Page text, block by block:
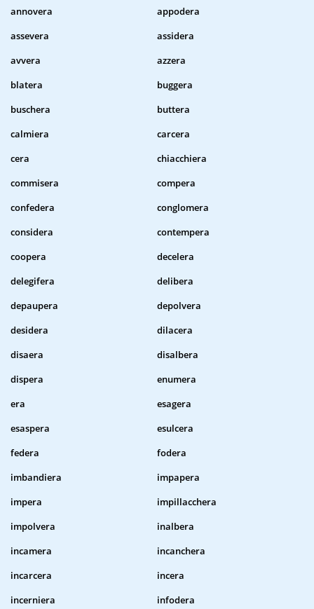
annovera
appodera
assevera
assidera
avvera
azzera
blatera
buggera
buschera
buttera
calmiera
carcera
cera
chiacchiera
commisera
compera
confedera
conglomera
considera
contempera
coopera
decelera
delegifera
delibera
depaupera
depolvera
desidera
dilacera
disaera
disalbera
dispera
enumera
era
esagera
esaspera
esulcera
federa
fodera
imbandiera
impapera
impera
impillacchera
impolvera
inalbera
incamera
incanchera
incarcera
incera
incerniera
infodera